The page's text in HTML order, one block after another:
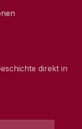
direkt in